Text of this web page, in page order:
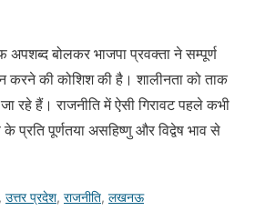
अपशब्द बोलकर भाजपा प्रवक्ता ने सम्पूर्ण
करने की कोशिश की है। शालीनता को ताक
रहे हैं। राजनीति में ऐसी गिरावट पहले कभी
के प्रति पूर्णतया असहिष्णु और विद्वेष भाव से
उत्तर प्रदेश, राजनीति, लखनऊ